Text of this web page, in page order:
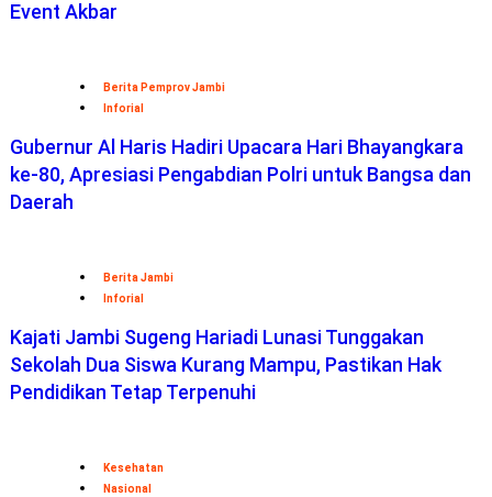
Event Akbar
Berita Pemprov Jambi
Inforial
Gubernur Al Haris Hadiri Upacara Hari Bhayangkara
ke-80, Apresiasi Pengabdian Polri untuk Bangsa dan
Daerah
Berita Jambi
Inforial
Kajati Jambi Sugeng Hariadi Lunasi Tunggakan
Sekolah Dua Siswa Kurang Mampu, Pastikan Hak
Pendidikan Tetap Terpenuhi
Kesehatan
Nasional